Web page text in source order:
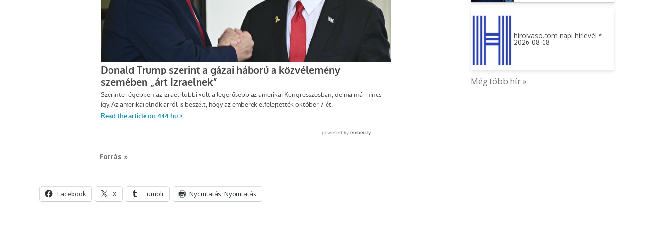
Forrás »
Facebook X Tumblr Nyomtatás Nyomtatás
hirolvaso.com napi hírlevél *
2026-08-08
Még több hír »